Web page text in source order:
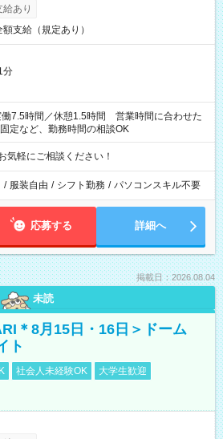
あり
支給（規定あり）
分
定など、勤務時間の相談OK
気軽にご相談ください！
/ 服装自由 / シフト勤務 / パソコンスキル不要
応募する 詳細へ
掲載日：2026.08.04
未読
＊8月15日・16日＞ドーム
ト
社会人未経験OK
大学生歓迎